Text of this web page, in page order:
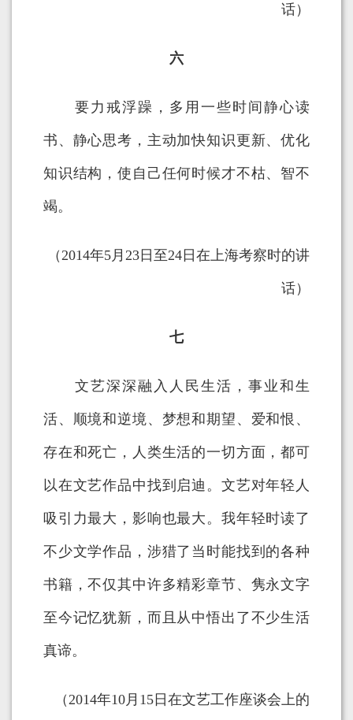
话）
六
要力戒浮躁，多用一些时间静心读
书、静心思考，主动加快知识更新、优化
知识结构，使自己任何时候才不枯、智不
竭。
（2014年5月23日至24日在上海考察时的讲
话）
七
文艺深深融入人民生活，事业和生
活、顺境和逆境、梦想和期望、爱和恨、
存在和死亡，人类生活的一切方面，都可
以在文艺作品中找到启迪。文艺对年轻人
吸引力最大，影响也最大。我年轻时读了
不少文学作品，涉猎了当时能找到的各种
书籍，不仅其中许多精彩章节、隽永文字
至今记忆犹新，而且从中悟出了不少生活
真谛。
（2014年10月15日在文艺工作座谈会上的